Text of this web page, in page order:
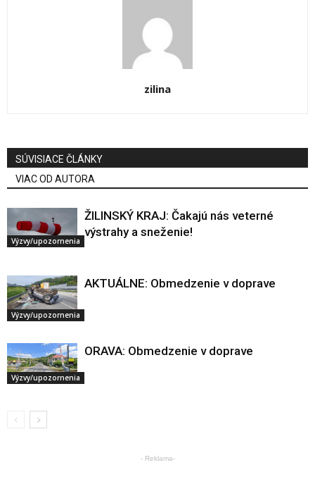
zilina
SÚVISIACE ČLÁNKY
VIAC OD AUTORA
Výzvy/upozornenia
ŽILINSKÝ KRAJ: Čakajú nás veterné
výstrahy a sneženie!
Výzvy/upozornenia
AKTUÁLNE: Obmedzenie v doprave
Výzvy/upozornenia
ORAVA: Obmedzenie v doprave
- Reklama-